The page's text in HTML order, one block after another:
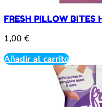
FRESH PILLOW BITES
1,00 €
Añadir al carrito